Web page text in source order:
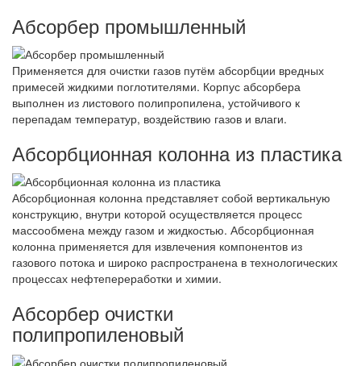
Абсорбер промышленный
Применяется для очистки газов путём абсорбции вредных
примесей жидкими поглотителями. Корпус абсорбера
выполнен из листового полипропилена, устойчивого к
перепадам температур, воздействию газов и влаги.
Абсорбционная колонна из пластика
Абсорбционная колонна представляет собой вертикальную
конструкцию, внутри которой осуществляется процесс
массообмена между газом и жидкостью. Абсорбционная
колонна применяется для извлечения компонентов из
газового потока и широко распространена в технологических
процессах нефтепереработки и химии.
Абсорбер очистки
полипропиленовый